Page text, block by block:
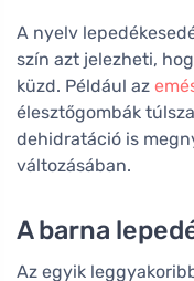
A nyelv
szín azt jelezheti,
küzd. Például az
élesztőgombák
dehidratáció is
változásában.
A barna
Az egyik